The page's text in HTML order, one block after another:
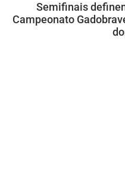
Semifinais
Campeonato